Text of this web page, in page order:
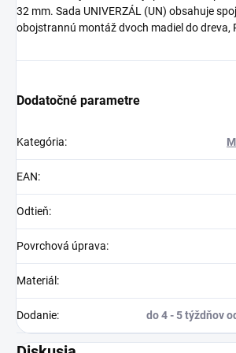
32 mm. Sada UNIVERZÁL (UN) obsahuje
obojstrannú montáž dvoch madiel do dreva,
Dodatočné parametre
Kategória:
EAN:
Odtieň:
Povrchová úprava:
Materiál :
Dodanie: do 4 - 5 týždňov